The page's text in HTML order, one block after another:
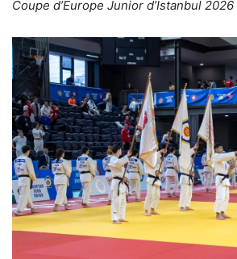
Coupe d’Europe Junior d’Istanbul 2026